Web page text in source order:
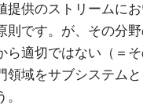
供のストリームに
です。が、その分
適切ではない（＝
域をサブシステム